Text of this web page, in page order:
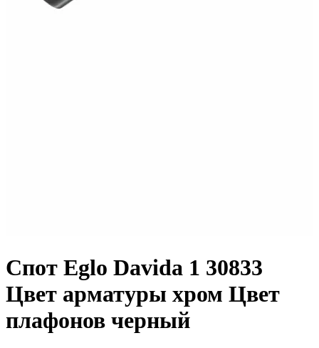
Спот Eglo Davida 1 30833
Цвет арматуры хром Цвет
плафонов черный